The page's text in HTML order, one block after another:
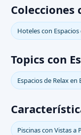
Colecciones
Hoteles con
Topics con
Espacios de Relax en
Piscinas con Vistas a